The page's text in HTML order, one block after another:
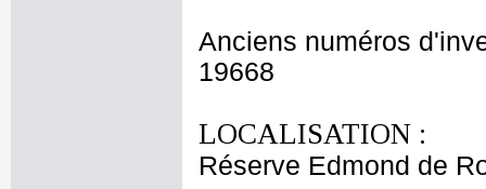
Anciens numéros
19668
LOCALISATION :
Réserve Edmond de